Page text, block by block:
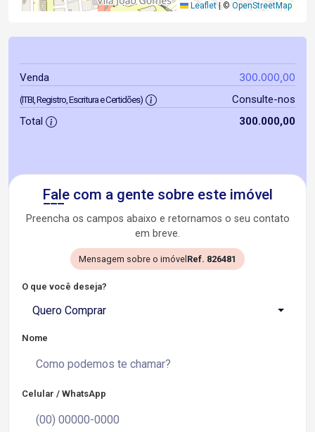
Leaflet |© OpenStreetMap
Venda 300.000,00
(ITBI, Registro, Escritura e Certidões)
Consulte-nos
Total
300.000,00
Fale com a gente sobre este imóvel
Preencha os campos abaixo e retornamos o seu contato
em breve.
Mensagem sobre o imóvel Ref. 826481
O que você deseja?
Quero Comprar
Nome
Celular / WhatsApp